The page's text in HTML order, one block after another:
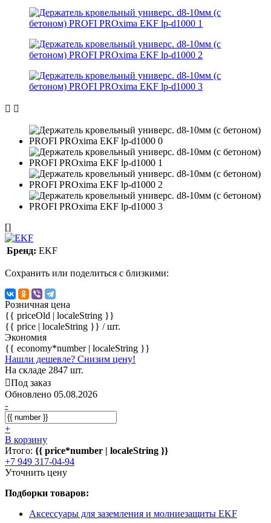
[]
Бренд: EKF
Сохранить или поделиться с близкими:
Розничная цена
{{ priceOld | localeString }}
{{ price | localeString }} / шт.
Экономия
{{ economy*number | localeString }}
Нашли дешевле? Снизим цену!
На складе 2847 шт.
Под заказ
Обновлено 05.08.2026
-
+
В корзину
Итого: {{ price*number | localeString }}
+7 949 317-04-94
Уточнить цену
Подборки товаров:
Аксессуары для заземления и молниезащиты EKF